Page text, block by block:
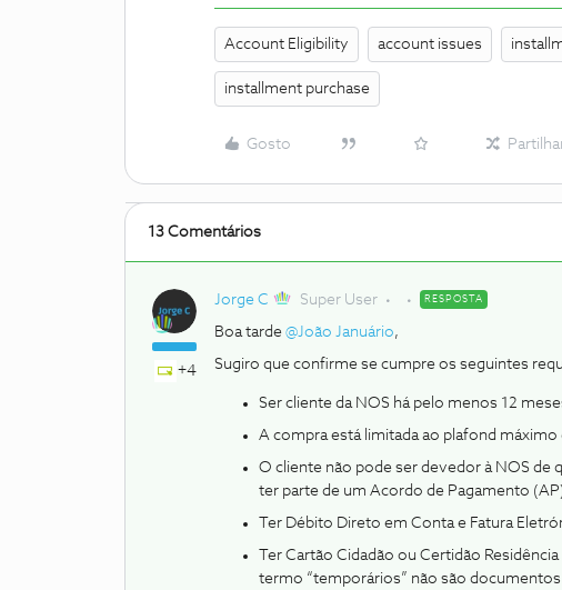
Account Eligibility account issues
installment purchase
Gosto
13 Comentários
+4
Jorge C Super User RESPOSTA
Boa tarde ​ @João Januário,
Sugiro que confirme se cumpre os seguintes
Ser cliente da NOS há pelo menos 12
A compra está limitada ao plafond máximo
O cliente não pode ser devedor à NOS de
ter parte de um Acordo de Pagamento
Ter Débito Direto em Conta e Fatura
Ter Cartão Cidadão ou Certidão
termo “temporários” não são